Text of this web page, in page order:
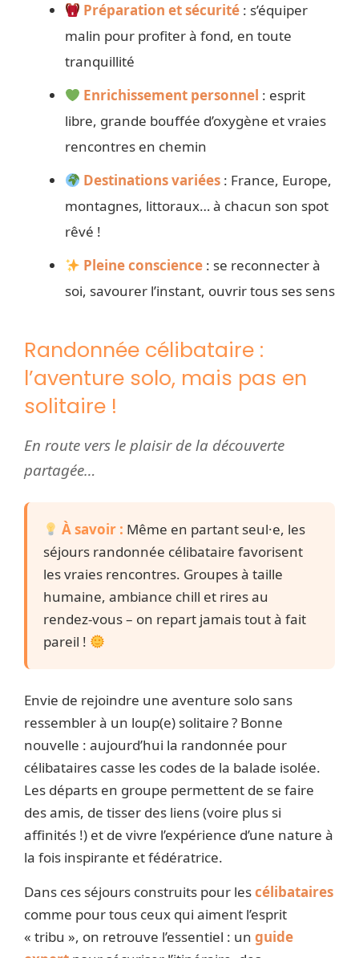
Préparation et sécurité : s’équiper
malin pour profiter à fond, en toute
tranquillité
Enrichissement personnel : esprit
libre, grande bouffée d’oxygène et vraies
rencontres en chemin
Destinations variées : France, Europe,
montagnes, littoraux… à chacun son spot
rêvé !
Pleine conscience : se reconnecter à
soi, savourer l’instant, ouvrir tous ses sens
Randonnée célibataire :
l’aventure solo, mais pas en
solitaire !
En route vers le plaisir de la découverte
partagée…
À savoir : Même en partant seul·e, les
séjours randonnée célibataire favorisent
les vraies rencontres. Groupes à taille
humaine, ambiance chill et rires au
rendez-vous – on repart jamais tout à fait
pareil !
Envie de rejoindre une aventure solo sans
ressembler à un loup(e) solitaire ? Bonne
nouvelle : aujourd’hui la randonnée pour
célibataires casse les codes de la balade isolée.
Les départs en groupe permettent de se faire
des amis, de tisser des liens (voire plus si
affinités !) et de vivre l’expérience d’une nature à
la fois inspirante et fédératrice.
Dans ces séjours construits pour lescélibataires
comme pour tous ceux qui aiment l’esprit
« tribu », on retrouve l’essentiel : un guide